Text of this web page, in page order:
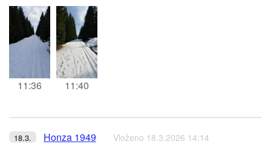
11:36 11:40
18.3. Honza 1949 Vloženo 18.3.2026 14:14